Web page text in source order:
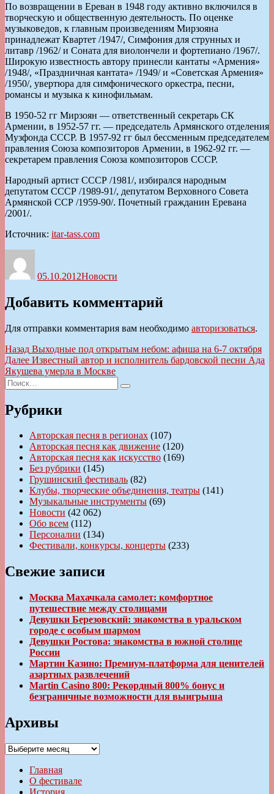
По возвращении в Ереван в 1948 году активно включился в
творческую и общественную деятельность. По оценке
музыковедов, к главным произведениям Мирзояна
принадлежат Квартет /1947/, Симфония для струнных и
литавр /1962/ и Соната для виолончели и фортепиано /1967/.
Широкую известность автору принесли кантаты «Армения»
/1948/, «Праздничная кантата» /1949/ и «Советская Армения»
/1950/, увертюра для симфонического оркестра, песни,
романсы и музыка к кинофильмам.
В 1950-52 гг Мирзоян — ответственный секретарь СК
Армении, в 1952-57 гг. — председатель Армянского отделения
Музфонда СССР. В 1957-92 гг был бессменным председателем
правления Союза композиторов Армении, в 1962-92 гг. —
секретарем правления Союза композиторов СССР.
Народный артист СССР /1981/, избирался народным
депутатом СССР /1989-91/, депутатом Верховного Совета
Армянской ССР /1959-90/. Почетный гражданин Еревана
/2001/.
Источник: itar-tass.com
05.10.2012Новости
Добавить комментарий
Для отправки комментария вам необходимо авторизоваться.
Навигация
по
записям
Назад Предыдущая
запись:
Выходные под открытым небом: афиша на 6-7 октября
Далее Следующая
запись:
Известный автор и исполнитель бардовской песни Ада
Якушева умерла в Москве
Искать:
Поиск
Рубрики
Авторская песня в регионах (107)
Авторская песня как движение (120)
Авторская песня как искусство (169)
Без рубрики (145)
Грушинский фестиваль (82)
Клубы, творческие объединения, театры (141)
Музыкальные инструменты (69)
Новости (42 062)
Обо всем (112)
Персоналии (134)
Фестивали, конкурсы, концерты (233)
Свежие записи
Москва Махачкала самолет: комфортное
путешествие между столицами
Девушки Березовский: знакомства в уральском
городе с особым шармом
Девушки Ростова: знакомства в южной столице
России
Мартин Казино: Премиум-платформа для ценителей
азартных развлечений
Martin Casino 800: Рекордный 800% бонус и
безграничные возможности для выигрыша
Архивы
Архивы
Главная
О фестивале
История